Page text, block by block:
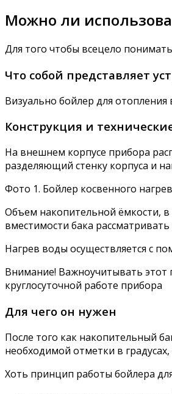
Можно ли
Для того чтобы всецело
Что собой представляет
Визуально бойлер для
Конструкция и
На внешнем корпусе прибора
разделяющий стенку корпуса и
Фото 1. Бойлер косвенного
Объем накопительной ёмкости, в
вместимости бака
Нагрев воды осуществляется с
Внимание! Важноучитывать этот
круглосуточной работе прибора
Для чего он нужен
После того как накопительный
необходимой отметки в
Хоть принцип работы бойлера